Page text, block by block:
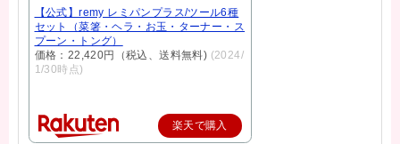
【公式】remy レミパンプラス/ツール6種
セット（菜箸・ヘラ・お玉・ターナー・ス
プーン・トング）
価格：22,420円（税込、送料無料) (2024/
1/30時点)
楽天で購入